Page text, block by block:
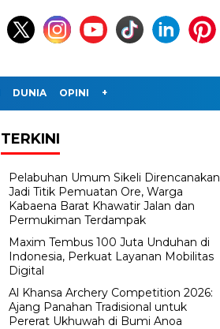
DUNIA OPINI +
TERKINI
Pelabuhan Umum Sikeli Direncanakan
Jadi Titik Pemuatan Ore, Warga
Kabaena Barat Khawatir Jalan dan
Permukiman Terdampak
Maxim Tembus 100 Juta Unduhan di
Indonesia, Perkuat Layanan Mobilitas
Digital
Al Khansa Archery Competition 2026:
Ajang Panahan Tradisional untuk
Pererat Ukhuwah di Bumi Anoa